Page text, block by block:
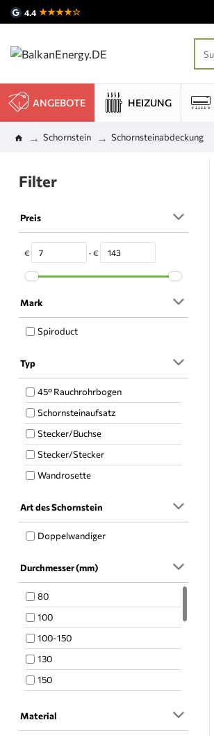
4.4 ★★★★☆
ANGEBOTE HEIZUNG
Schornstein Schornsteinabdeckung
Filter
Preis
€ - €
Mark
Spiroduct
Typ
45° Rauchrohrbogen
Schornsteinaufsatz
Stecker/Buchse
Stecker/Stecker
Wandrosette
Art des Schornstein
Doppelwandiger
Durchmesser (mm)
80
100
100-150
130
150
180
Material